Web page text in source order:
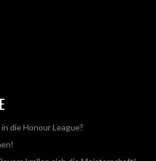
die Honour League?